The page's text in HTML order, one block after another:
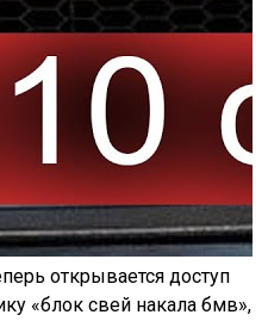
открывается доступ
«блок свей накала бмв»,